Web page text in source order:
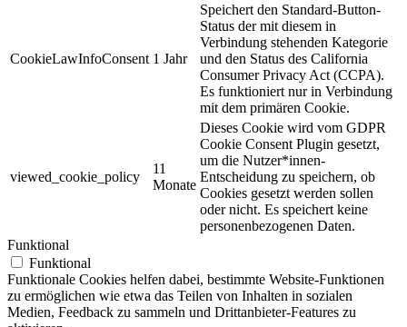
CookieLawInfoConsent 1 Jahr
Speichert den Standard-Button-
Status der mit diesem in
Verbindung stehenden Kategorie
und den Status des California
Consumer Privacy Act (CCPA).
Es funktioniert nur in Verbindung
mit dem primären Cookie.
viewed_cookie_policy
11
Monate
Dieses Cookie wird vom GDPR
Cookie Consent Plugin gesetzt,
um die Nutzer*innen-
Entscheidung zu speichern, ob
Cookies gesetzt werden sollen
oder nicht. Es speichert keine
personenbezogenen Daten.
Funktional
Funktional
Funktionale Cookies helfen dabei, bestimmte Website-Funktionen
zu ermöglichen wie etwa das Teilen von Inhalten in sozialen
Medien, Feedback zu sammeln und Drittanbieter-Features zu